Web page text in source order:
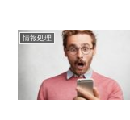
情報処理